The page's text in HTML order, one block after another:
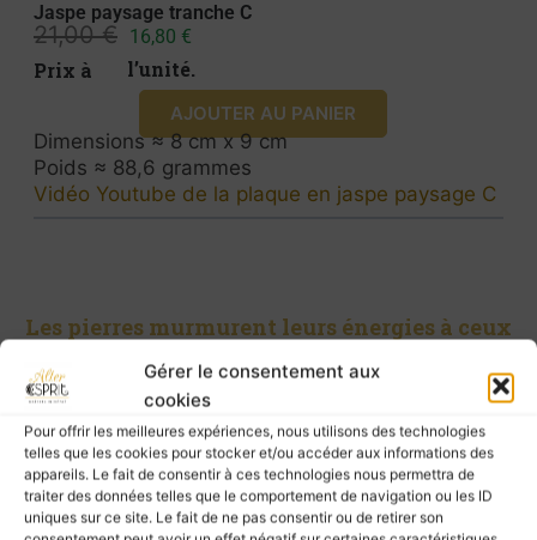
Gérer le consentement aux
cookies
Pour offrir les meilleures expériences, nous utilisons des technologies
telles que les cookies pour stocker et/ou accéder aux informations des
appareils. Le fait de consentir à ces technologies nous permettra de
traiter des données telles que le comportement de navigation ou les ID
uniques sur ce site. Le fait de ne pas consentir ou de retirer son
Jaspe paysage tranche C
21,00€ 16,80 €
Prix à l’unité.
AJOUTER AU PANIER
Dimensions ≈ 8 cm x 9 cm
Poids ≈ 88,6 grammes
Vidéo Youtube de la plaque en jaspe paysage C
Les pierres murmurent leurs énergies à ceux
qui les écoutent, mais elles ne possèdent pas
le pouvoir de guérir.
Pour prendre soin de vous, ne négligez pas la
consultation d’un professionnel de santé.